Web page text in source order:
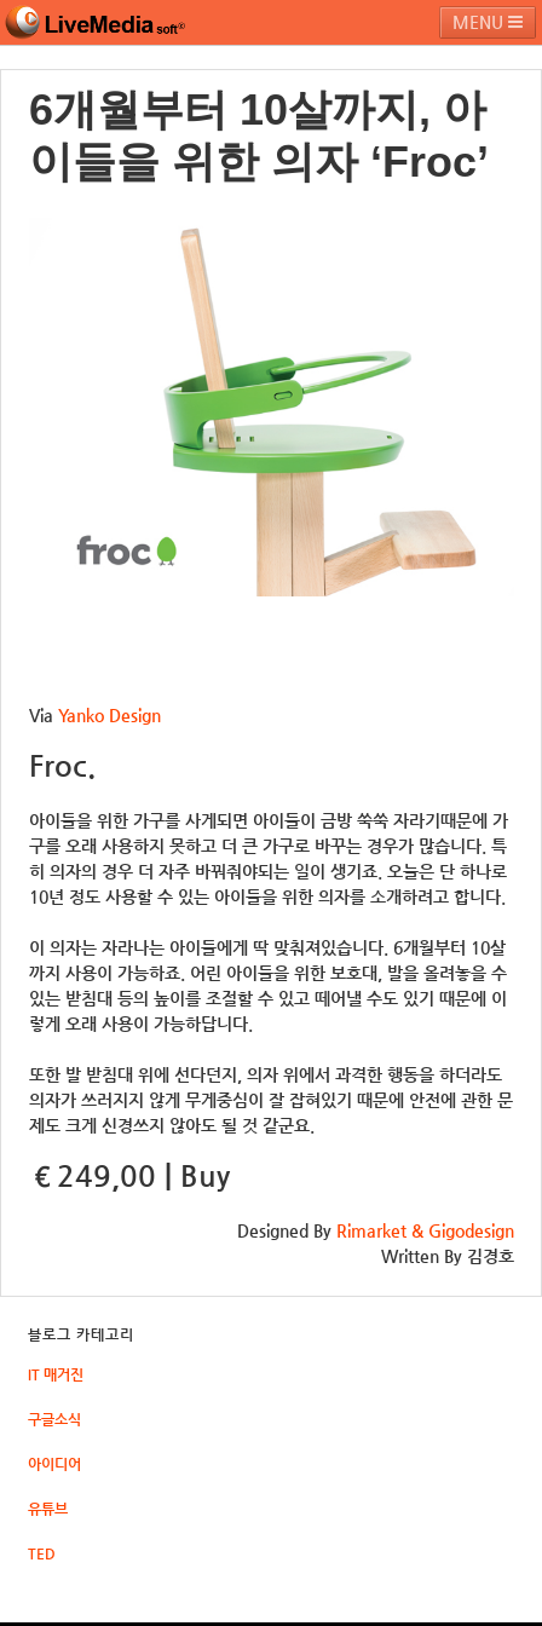
MENU
라이브미디어소프트 제품 및 서비스 블로그 커뮤니티
페밀리 사이트
6개월부터 10살까지, 아
이들을 위한 의자 ‘Froc’
Via Yanko Design
Froc.
아이들을 위한 가구를 사게되면 아이들이 금방 쑥쑥 자라기때문에 가
구를 오래 사용하지 못하고 더 큰 가구로 바꾸는 경우가 많습니다. 특
히 의자의 경우 더 자주 바꿔줘야되는 일이 생기죠. 오늘은 단 하나로
10년 정도 사용할 수 있는 아이들을 위한 의자를 소개하려고 합니다.
이 의자는 자라나는 아이들에게 딱 맞춰져있습니다. 6개월부터 10살
까지 사용이 가능하죠. 어린 아이들을 위한 보호대, 발을 올려놓을 수
있는 받침대 등의 높이를 조절할 수 있고 떼어낼 수도 있기 때문에 이
렇게 오래 사용이 가능하답니다.
또한 발 받침대 위에 선다던지, 의자 위에서 과격한 행동을 하더라도
의자가 쓰러지지 않게 무게중심이 잘 잡혀있기 때문에 안전에 관한 문
제도 크게 신경쓰지 않아도 될 것 같군요.
€249,00 | Buy
Designed By Rimarket & Gigodesign
Written By 김경호
블로그 카테고리
IT 매거진
구글소식
아이디어
유튜브
TED